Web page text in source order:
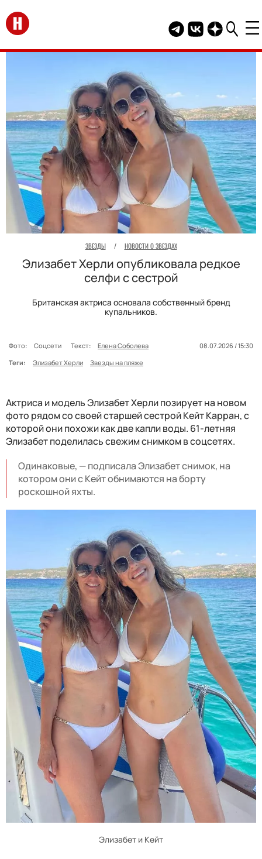
Перейти на главную
Telegram канал
Группа HELLO
Канал
ЗВЕЗДЫ / НОВОСТИ О ЗВЕЗДАХ
Элизабет Херли опубликовала редкое
селфи с сестрой
Британская актриса основала собственный бренд
купальников.
Фото: Соцсети Текст: Елена Соболева
08.07.2026 / 15:30
Теги:
Элизабет Херли Звезды на пляже
Актриса и модель Элизабет Херли позирует на новом
фото рядом со своей старшей сестрой Кейт Карран, с
которой они похожи как две капли воды. 61-летняя
Элизабет поделилась свежим снимком в соцсетях.
Одинаковые, — подписала Элизабет снимок, на
котором они с Кейт обнимаются на борту
роскошной яхты.
Элизабет и Кейт